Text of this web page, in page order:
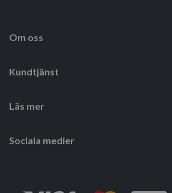
Om oss
Kundtjänst
Läs mer
Sociala medier